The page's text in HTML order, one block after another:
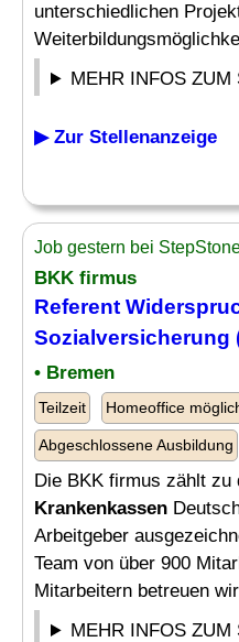
unterschiedlichen
MEHR INFOS ZUM
▶ Zur Stellenanzeige
Job gestern bei
BKK firmus
Referent
Sozialversicherung
• Bremen
Teilzeit Homeoffice
Abgeschlossene Ausbildung
Die BKK firmus zählt zu
Krankenkassen
Arbeitgeber
Team von über 900
Mitarbeitern betreuen
MEHR INFOS ZUM